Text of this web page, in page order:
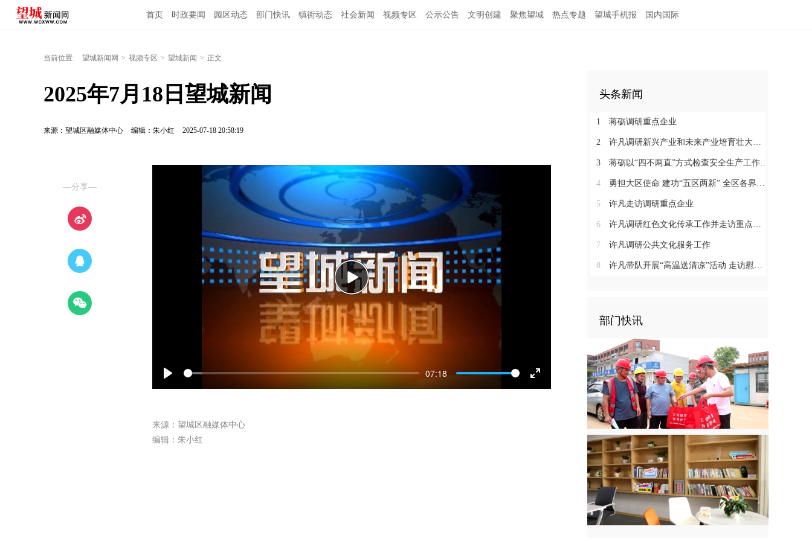
首页 时政要闻 园区动态 部门快讯 镇街动态 社会新闻 视频专区 公示公告 文明创建 聚焦望城 热点专题 望城手机报 国内国际
当前位置: 望城新闻网 > 视频专区 > 望城新闻 > 正文
2025年7月18日望城新闻
来源：望城区融媒体中心 编辑：朱小红 2025-07-18 20:58:19
—分享—
Play
07:18
Enter
Play
来源：望城区融媒体中心
编辑：朱小红
头条新闻
1 蒋砺调研重点企业
2 许凡调研新兴产业和未来产业培育壮大工作
3 蒋砺以“四不两直”方式检查安全生产工作并慰问一线劳动者
4 勇担大区使命 建功“五区两新” 全区各界学习贯彻区党代会精神（三）
5 许凡走访调研重点企业
6 许凡调研红色文化传承工作并走访重点企业
7 许凡调研公共文化服务工作
8 许凡带队开展“高温送清凉”活动 走访慰问一线劳动者
部门快讯